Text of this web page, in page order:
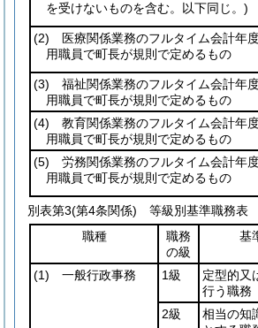
を受けないものを含む。以下同じ。)
(2) 医療関係業務のフルタイム会計年
用職員で町長が規則で定めるもの
(3) 福祉関係業務のフルタイム会計年
用職員で町長が規則で定めるもの
(4) 教育関係業務のフルタイム会計年
用職員で町長が規則で定めるもの
(5) 労務関係業務のフルタイム会計年
用職員で町長が規則で定めるもの
別表第3(第4条関係) 等級別基準職務表
職種
職務
の級
基
(1) 一般行政事務 1級
定型的又
行う職務
2級
相当の知